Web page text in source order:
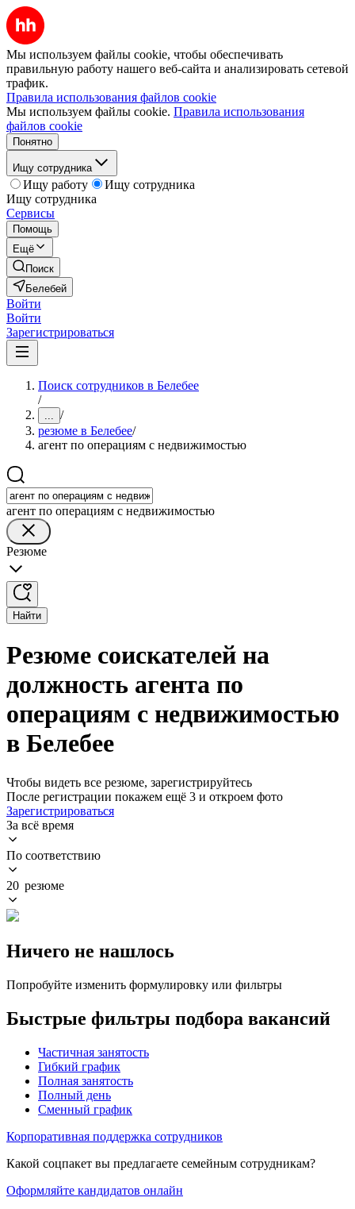
Мы используем файлы cookie, чтобы обеспечивать
правильную работу нашего веб-сайта и анализировать сетевой
трафик.
Правила использования файлов cookie
Мы используем файлы cookie. Правила использования
файлов cookie
Понятно
Ищу сотрудника
Ищу работу
Ищу сотрудника
Ищу сотрудника
Сервисы
Помощь
Ещё
Поиск
Белебей
Войти
Войти
Зарегистрироваться
Поиск сотрудников в Белебее
/
... /
резюме в Белебее/
агент по операциям с недвижимостью
агент по операциям с недвижимостью
Резюме
Найти
Резюме соискателей на
должность агента по
операциям с недвижимостью
в Белебее
Чтобы видеть все резюме, зарегистрируйтесь
После регистрации покажем ещё 3 и откроем фото
Зарегистрироваться
За всё время
По соответствию
20 резюме
Ничего не нашлось
Попробуйте изменить формулировку или фильтры
Быстрые фильтры подбора вакансий
Частичная занятость
Гибкий график
Полная занятость
Полный день
Сменный график
Корпоративная поддержка сотрудников
Какой соцпакет вы предлагаете семейным сотрудникам?
Оформляйте кандидатов онлайн